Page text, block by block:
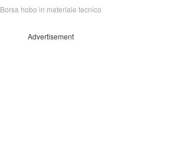
Borsa hobo in materiale tecnico
Advertisement